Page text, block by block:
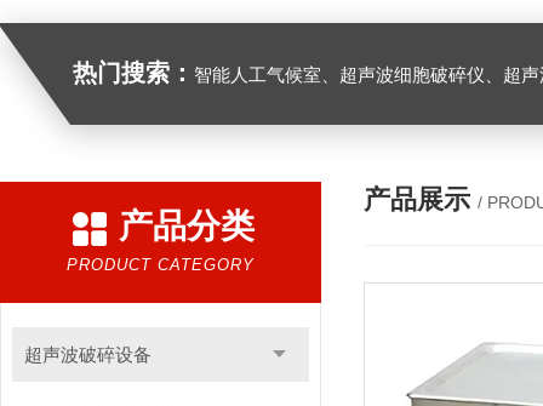
热门搜索： 智能人工气候室、超声波细胞破碎仪、超
产品分类
PRODUCT CATEGORY
超声波破碎设备
产品展示 /